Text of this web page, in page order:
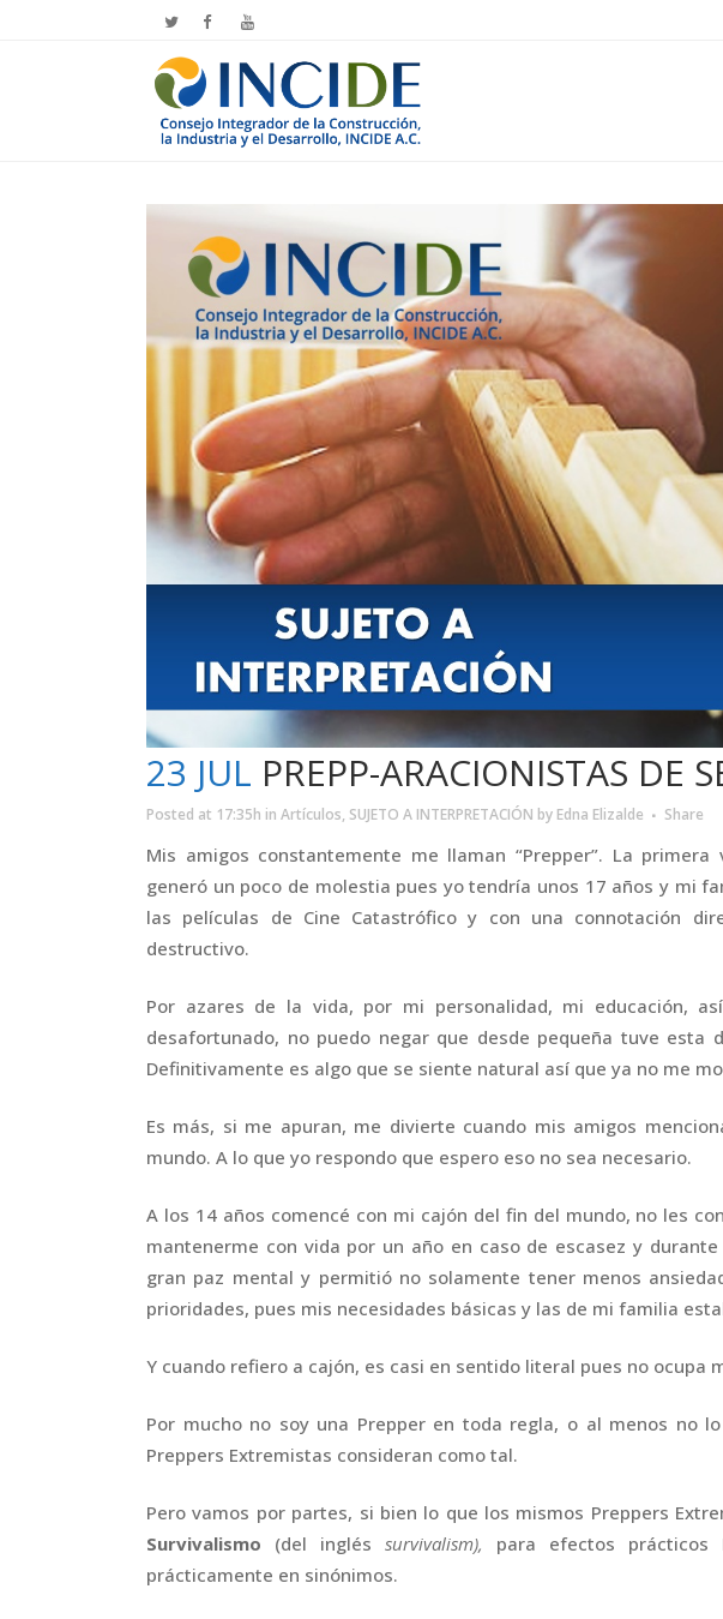
23 JUL PREPP-ARACIONISTAS DE
Posted at 17:35h in Artículos, SUJETO A INTERPRETACIÓN by Edna Elizalde Share
Mis amigos constantemente me llaman “Prepper”. La
generó un poco de molestia pues yo tendría unos 17 años y mi
las películas de Cine Catastrófico y con una connotación
destructivo.
Por azares de la vida, por mi personalidad, mi educación,
desafortunado, no puedo negar que desde pequeña tuve esta
Definitivamente es algo que se siente natural así que ya no me
Es más, si me apuran, me divierte cuando mis amigos
mundo. A lo que yo respondo que espero eso no sea necesario.
A los 14 años comencé con mi cajón del fin del mundo, no les
mantenerme con vida por un año en caso de escasez y
gran paz mental y permitió no solamente tener menos
prioridades, pues mis necesidades básicas y las de mi familia
Y cuando refiero a cajón, es casi en sentido literal pues no ocupa
Por mucho no soy una Prepper en toda regla, o al menos no
Preppers Extremistas consideran como tal.
Pero vamos por partes, si bien lo que los mismos Preppers
Survivalismo (del inglés survivalism), para efectos prácticos
prácticamente en sinónimos.